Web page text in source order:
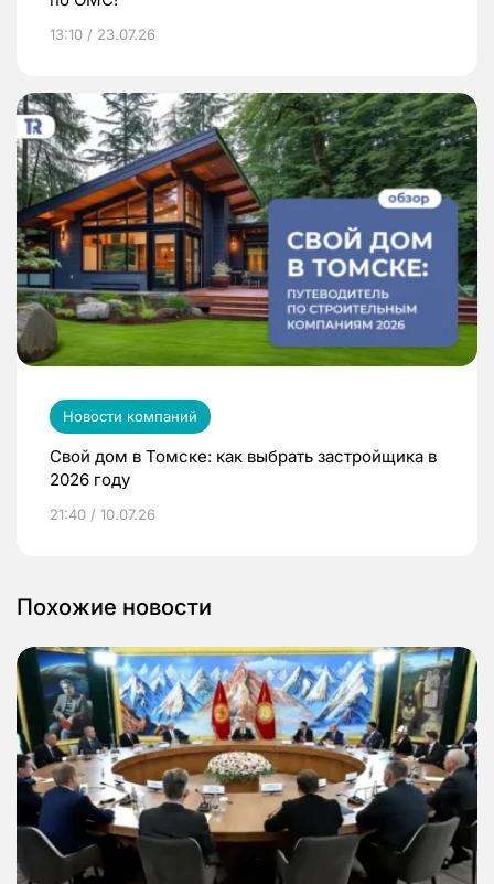
13:10 / 23.07.26
Новости компаний
Свой дом в Томске: как выбрать застройщика в
2026 году
21:40 / 10.07.26
Похожие новости